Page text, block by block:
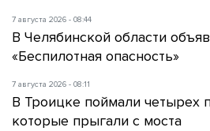
7 августа 2026 - 08:44
В Челябинской области
«Беспилотная опасность»
7 августа 2026 - 08:11
В Троицке поймали четырех
которые прыгали с моста